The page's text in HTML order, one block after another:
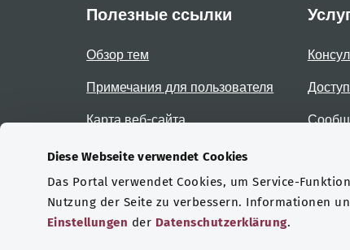
Diese Webseite verwendet Cookies
Das Portal verwendet Cookies, um Service-
Nutzung der Seite zu verbessern. Informationen
Einstellungen der Datenschutzerklärung.
Полезные ссылки
Обзор тем
Примечания для пользователя
Карта веб-сайта
Сертификаты